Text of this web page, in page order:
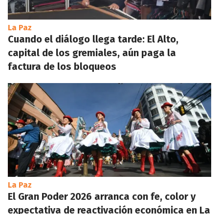
La Paz
Cuando el diálogo llega tarde: El Alto,
capital de los gremiales, aún paga la
factura de los bloqueos
La Paz
El Gran Poder 2026 arranca con fe, color y
expectativa de reactivación económica en La